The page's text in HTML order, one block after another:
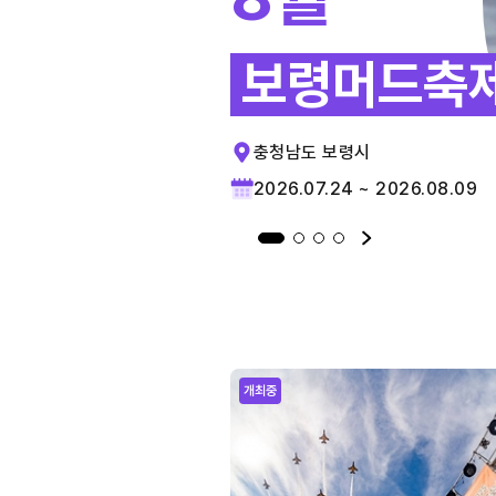
보령머드축
충청남도 보령시
2026.07.24 ~ 2026.08.09
개최중